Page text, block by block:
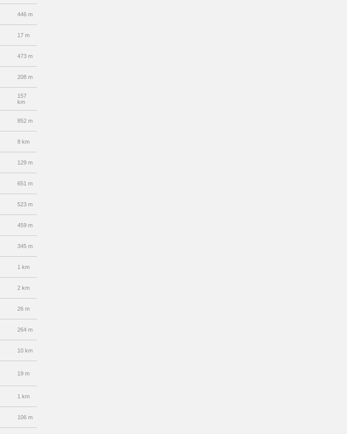
446 m
17 m
473 m
208 m
157
km
852 m
8 km
129 m
651 m
523 m
459 m
345 m
1 km
2 km
26 m
264 m
10 km
19 m
1 km
106 m